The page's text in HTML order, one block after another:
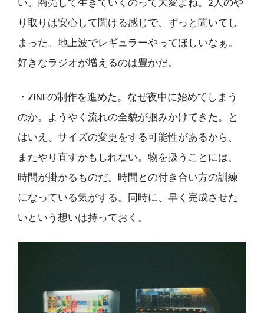
り取りは安心して聞ける感じで、ずっと聞いてし
まった。地上波でレギュラーやってほしいなぁ。
好きなラジオが増えるのは豊かだ。
・ZINEの制作を進めた。なぜ夜中に始めてしまう
のか。ようやく流れの全貌が掴みかけてきた。と
はいえ、サイズの変更をする可能性があるから、
またやり直すかもしれない。物を扱うことには、
時間が掛かるものだ。時間との付き合い方の訓練
になっている気がする。同時に、早く完成させた
いという想いは持っておく。